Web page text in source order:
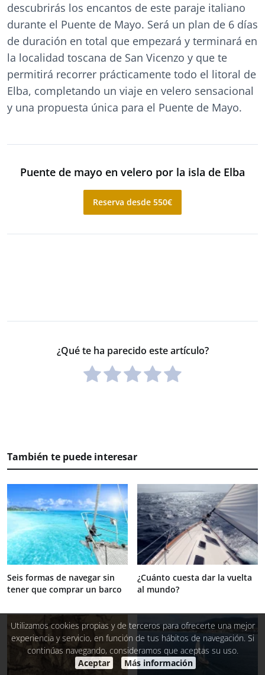
descubrirás los encantos de este paraje italiano
durante el Puente de Mayo. Será un plan de 6 días
de duración en total que empezará y terminará en
la localidad toscana de San Vicenzo y que te
permitirá recorrer prácticamente todo el litoral de
Elba, completando un viaje en velero sensacional
y una propuesta única para el Puente de Mayo.
Puente de mayo en velero por la isla de Elba
Reserva desde 550€
¿Qué te ha parecido este artículo?
También te puede interesar
Seis formas de navegar sin
tener que comprar un barco
¿Cuánto cuesta dar la vuelta
al mundo?
Utilizamos cookies propias y de terceros para ofrecerte una mejor
experiencia y servicio, en función de tus hábitos de navegación. Si
continúas navegando, consideramos que aceptas su uso.
Aceptar
Más información